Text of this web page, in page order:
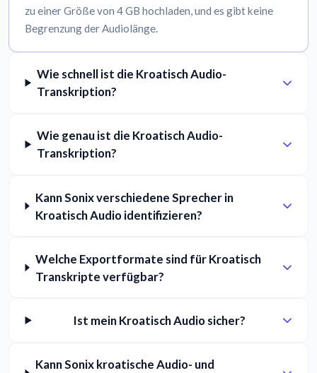
zu einer Größe von 4 GB hochladen, und es gibt keine
Begrenzung der Audiolänge.
Wie schnell ist die Kroatisch Audio-
Transkription?
Wie genau ist die Kroatisch Audio-
Transkription?
Kann Sonix verschiedene Sprecher in
Kroatisch Audio identifizieren?
Welche Exportformate sind für Kroatisch
Transkripte verfügbar?
Ist mein Kroatisch Audio sicher?
Kann Sonix kroatische Audio- und